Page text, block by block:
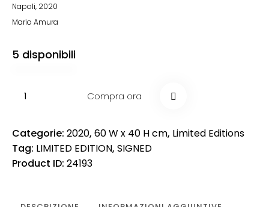
Napoli, 2020
Mario Amura
5 disponibili
Compra ora
Categorie: 2020, 60 W x 40 H cm, Limited Editions
Tag: LIMITED EDITION, SIGNED
Product ID: 24193